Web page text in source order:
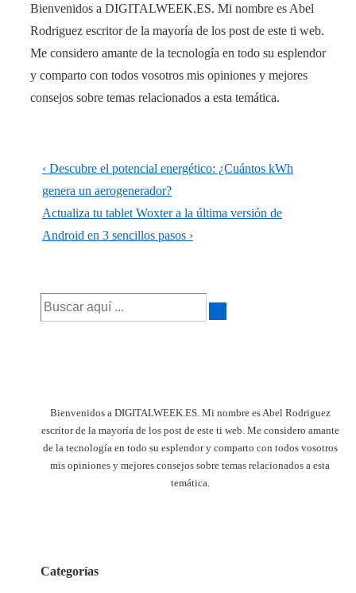
Bienvenidos a DIGITALWEEK.ES. Mi nombre es Abel
Rodriguez escritor de la mayoría de los post de este ti web.
Me considero amante de la tecnología en todo su esplendor
y comparto con todos vosotros mis opiniones y mejores
consejos sobre temas relacionados a esta temática.
Navegación
de
entradas
La
entrada
anterior
es
‹ Descubre el potencial energético: ¿Cuántos kWh
genera un aerogenerador?
La
entrada
Actualiza tu tablet Woxter a la última versión de
Android en 3 sencillos pasos ›
Buscar
Bienvenidos a DIGITALWEEK.ES. Mi nombre es Abel Rodriguez
escritor de la mayoría de los post de este ti web. Me considero amante
de la tecnología en todo su esplendor y comparto con todos vosotros
mis opiniones y mejores consejos sobre temas relacionados a esta
temática.
Categorías